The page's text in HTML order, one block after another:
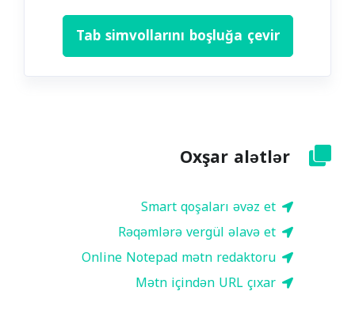
Tab simvollarını boşluğa çevir
Oxşar alətlər
Smart qoşaları əvəz et
Rəqəmlərə vergül əlavə et
Online Notepad mətn redaktoru
Mətn içindən URL çıxar